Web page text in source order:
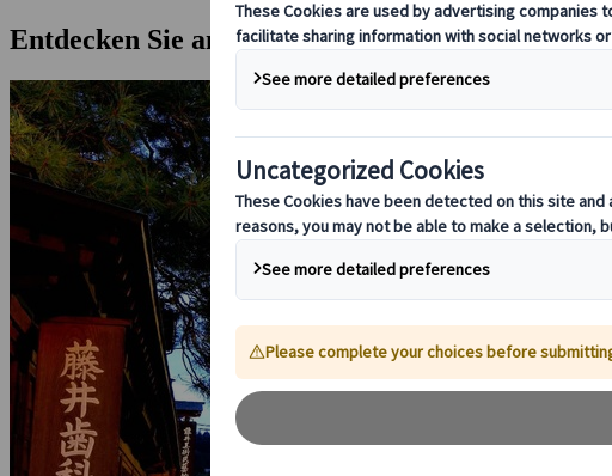
Entdecken Sie andere Reiseziele in dieser Region